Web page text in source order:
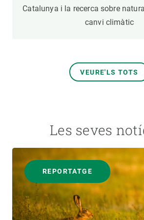
Catalunya i la recerca sobre
canvi climàtic
VEURE'LS TOTS
Les seves
REPORTATGE